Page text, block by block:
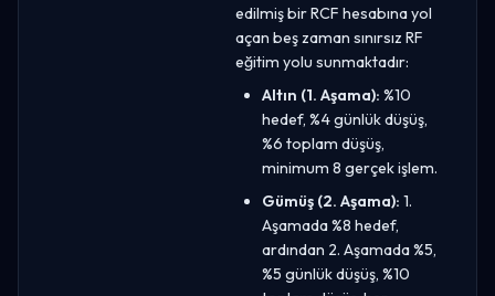
edilmiş bir RCF hesabına yol
açan beş zaman sınırsız RF
eğitim yolu sunmaktadır:
Altın (1. Aşama): %10
hedef, %4 günlük düşüş,
%6 toplam düşüş,
minimum 8 gerçek işlem.
Gümüş (2. Aşama): 1.
Aşamada %8 hedef,
ardından 2. Aşamada %5,
%5 günlük düşüş, %10